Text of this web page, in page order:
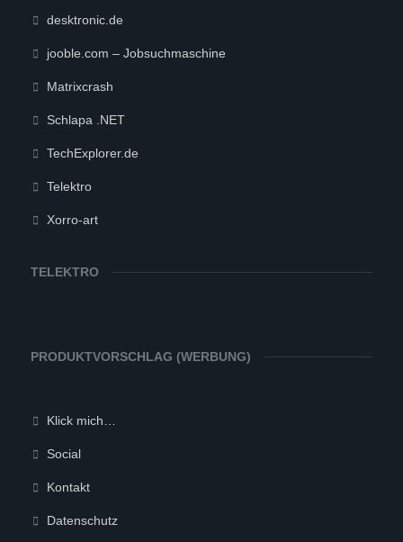
desktronic.de
jooble.com – Jobsuchmaschine
Matrixcrash
Schlapa .NET
TechExplorer.de
Telektro
Xorro-art
TELEKTRO
PRODUKTVORSCHLAG (WERBUNG)
Klick mich…
Social
Kontakt
Datenschutz